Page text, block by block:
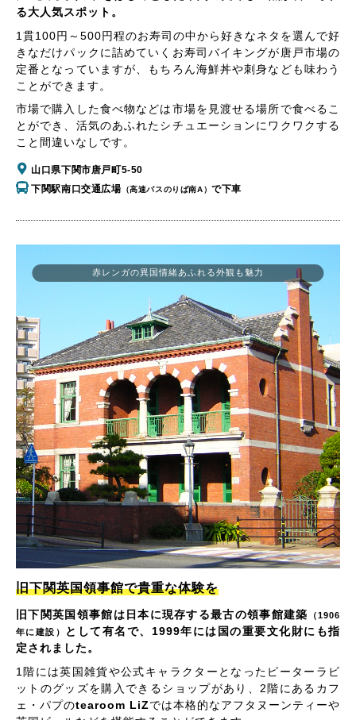
る大人気スポット。
1貫100円～500円程のお寿司の中から好きなネタを選んで好
きなだけパックに詰めていくお寿司バイキングが唐戸市場の
定番となっていますが、もちろん海鮮丼や刺身なども味わう
ことができます。
市場で購入した食べ物などは市場を見渡せる場所で食べるこ
とができ、活気のあふれたシチュエーションにワクワクする
こと間違いなしです。
山口県下関市唐戸町5-50
下関駅南口交通広場 （高速バスのりば南A）で下車
旧下関英国領事館で貴重な体験を
旧下関英国領事館は日本に現存する最古の領事館建築
（1906
年に建設）
として有名で、1999年には国の重要文化財にも指
定されました。
1階には英国雑貨や公式キャラクターとなったピーターラビ
ットのグッズを購入できるショップがあり、2階にあるカフ
ェ・パプのtearoom LiZでは本格的なアフタヌーンティーや
赤レンガの異国情緒あふれる外観も魅力